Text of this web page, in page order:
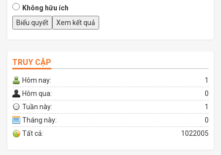
Không hữu ích
TRUY CẬP
Hôm nay:
1
Hôm qua:
0
Tuần này:
1
Tháng này:
0
Tất cả:
1022005